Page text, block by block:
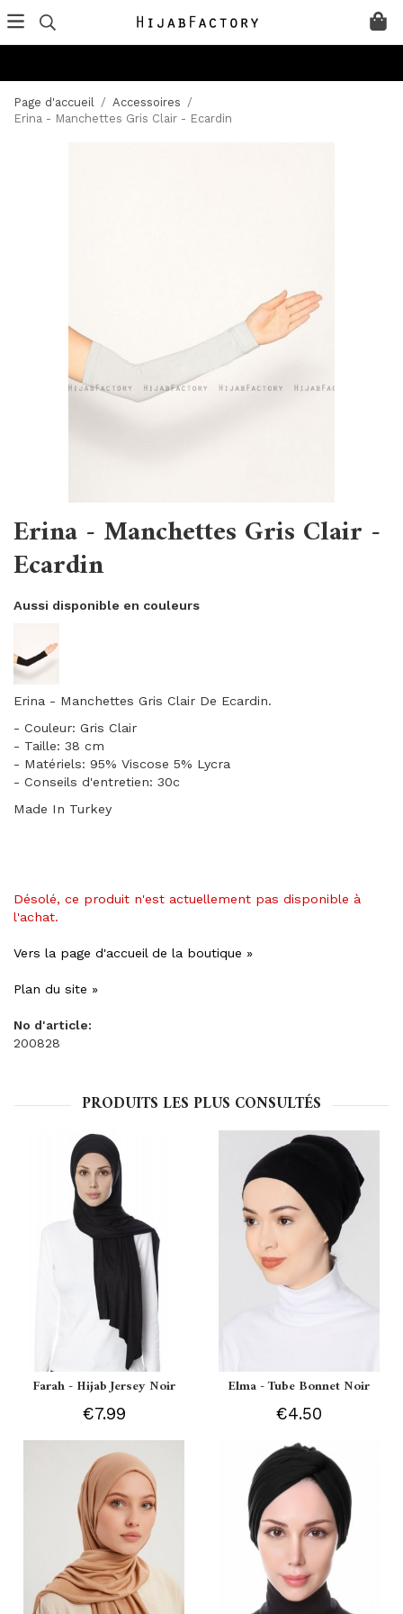
Page d'accueil / Accessoires /
Erina - Manchettes Gris Clair - Ecardin
Erina - Manchettes Gris Clair -
Ecardin
Aussi disponible en couleurs
Erina - Manchettes Gris Clair De Ecardin.
- Couleur: Gris Clair
- Taille: 38 cm
- Matériels: 95% Viscose 5% Lycra
- Conseils d'entretien: 30c
Made In Turkey
Désolé, ce produit n'est actuellement pas disponible à
l'achat.
Vers la page d'accueil de la boutique »
Plan du site »
No d'article:
200828
PRODUITS LES PLUS CONSULTÉS
Farah - Hijab Jersey Noir
€7.99
Elma - Tube Bonnet Noir
€4.50